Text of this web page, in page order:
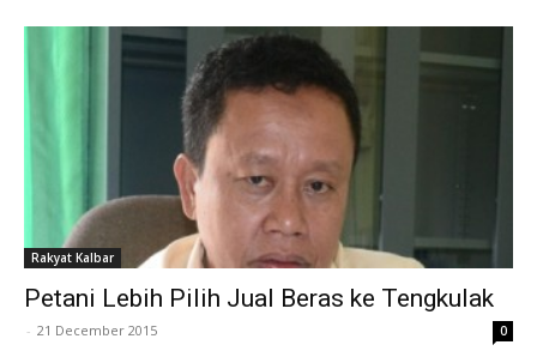
Rakyat Kalbar
Petani Lebih Pilih Jual Beras ke Tengkulak
- 21 December 2015 0